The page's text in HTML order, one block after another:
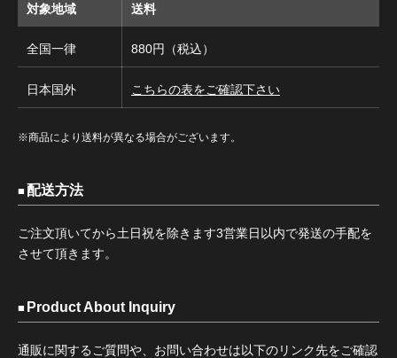
対象地域 送料
全国一律 880円（税込）
日本国外 こちらの表をご確認下さい
※商品により送料が異なる場合がございます。
配送方法
ご注文頂いてから土日祝を除きます3営業日以内で発送の手配を
させて頂きます。
Product About Inquiry
通販に関するご質問や、お問い合わせは以下のリンク先をご確認